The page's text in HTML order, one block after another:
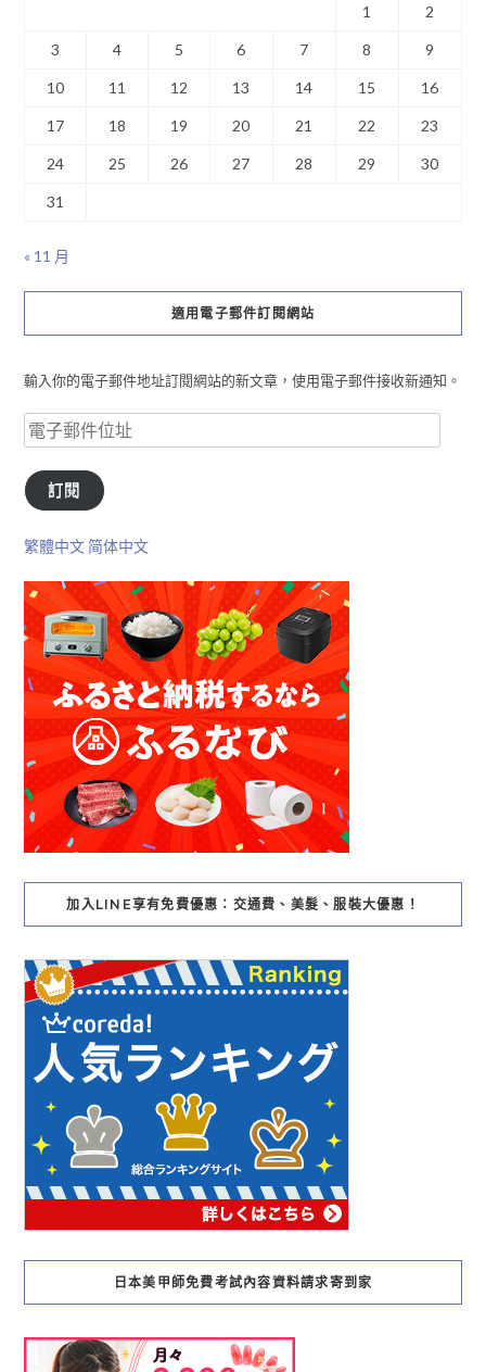
1 2
3 4 5 6 7 8 9
10 11 12 13 14 15 16
17 18 19 20 21 22 23
24 25 26 27 28 29 30
31
« 11 月
適用電子郵件訂閱網站
輸入你的電子郵件地址訂閱網站的新文章，使用電子郵件接收新通知。
訂閱
繁體中文 简体中文
加入LINE享有免費優惠：交通費、美髮、服裝大優惠！
日本美甲師免費考試內容資料請求寄到家